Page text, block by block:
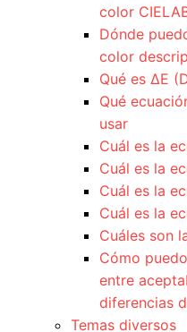
color
Dónde
color
Qué es ΔE
Qué
usar
Cuál es la
Cuál es la
Cuál es la
Cuál es la
Cuáles son
Cómo
entre
diferencias
Temas diversos